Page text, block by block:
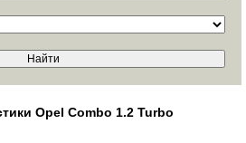
Opel Combo 1.2 Turbo